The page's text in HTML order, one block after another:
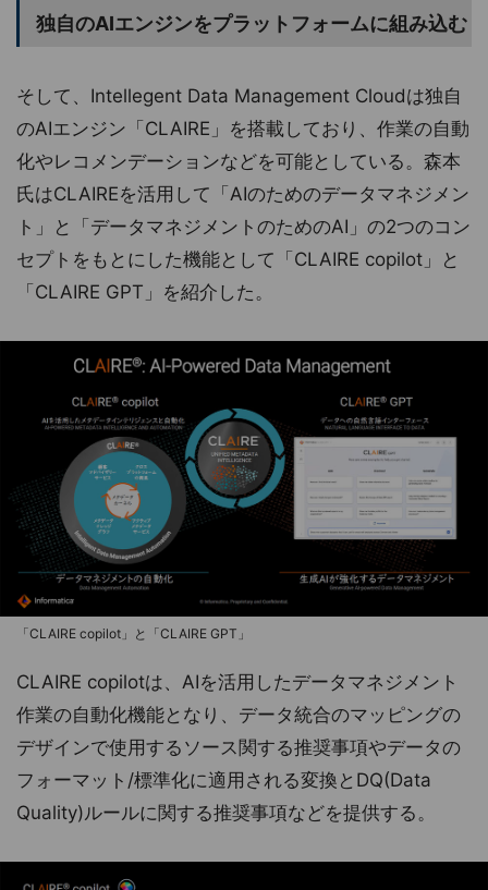
独自のAIエンジンをプラットフォームに組み込む
そして、Intellegent Data Management Cloudは独自
のAIエンジン「CLAIRE」を搭載しており、作業の自動
化やレコメンデーションなどを可能としている。森本
氏はCLAIREを活用して「AIのためのデータマネジメン
ト」と「データマネジメントのためのAI」の2つのコン
セプトをもとにした機能として「CLAIRE copilot」と
「CLAIRE GPT」を紹介した。
「CLAIRE copilot」と「CLAIRE GPT」
CLAIRE copilotは、AIを活用したデータマネジメント
作業の自動化機能となり、データ統合のマッピングの
デザインで使用するソース関する推奨事項やデータの
フォーマット/標準化に適用される変換とDQ(Data
Quality)ルールに関する推奨事項などを提供する。